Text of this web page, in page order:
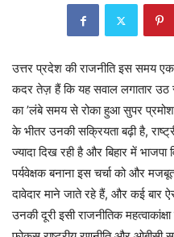
उत्तर प्रदेश की राजनीति इस समय
कदर तेज़ हैं कि यह सवाल लगातार उठ
का ’लंबे समय से रोका हुआ सुपर
के भीतर उनकी सक्रियता बढ़ी है,
ज्यादा दिख रही है और बिहार में
पर्यवेक्षक बनाना इस चर्चा को और
दावेदार माने जाते रहे हैं, और कई बार
उनकी दूरी इसी राजनीतिक